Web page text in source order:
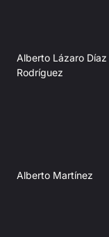
Alberto Lázaro Díaz
Rodríguez
Alberto Martínez